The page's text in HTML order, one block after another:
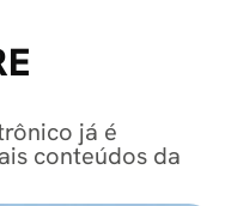
já é
conteúdos da